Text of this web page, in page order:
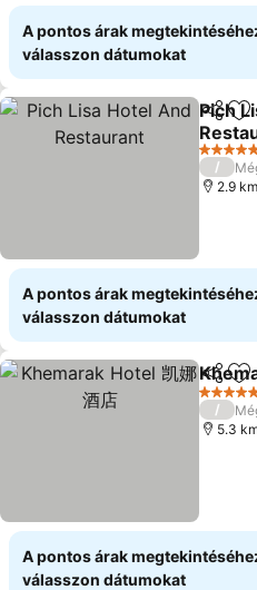
A pontos árak
válasszon dátumokat
Pich
Árak
5
/
2.9
A pontos árak
válasszon dátumokat
5
/
5.3
A pontos árak
válasszon dátumokat